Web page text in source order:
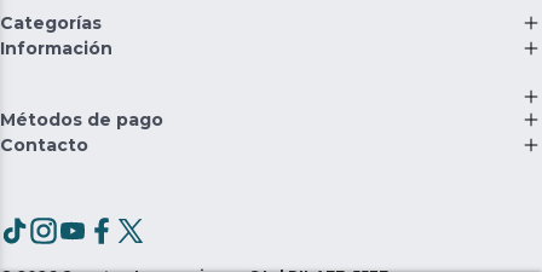
Categorías
Información
Métodos de pago
Contacto